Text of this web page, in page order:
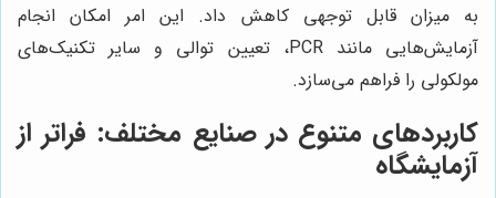
به میزان قابل توجهی کاهش داد. این امر امکان انجام
آزمایش‌هایی مانند PCR، تعیین توالی و سایر تکنیک‌های
مولکولی را فراهم می‌سازد.
کاربردهای متنوع در صنایع مختلف: فراتر از
آزمایشگاه